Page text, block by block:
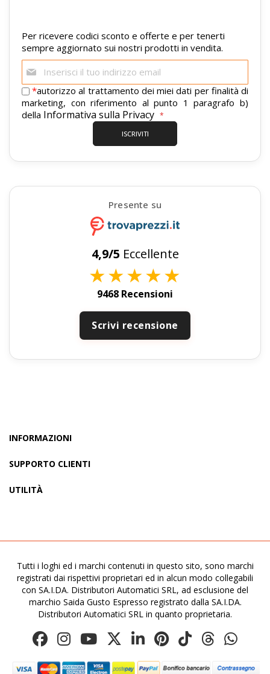
Per ricevere codici sconto e offerte e per tenerti
sempre aggiornato sui nostri prodotti in vendita.
alla
nostra
newsletter:
*autorizzo al trattamento dei miei dati per finalità di
marketing, con riferimento al punto 1 paragrafo b)
della Informativa sulla Privacy
ISCRIVITI
Presente su
4,9/5 Eccellente
★★★★★
9468 Recensioni
Scrivi recensione
INFORMAZIONI
SUPPORTO CLIENTI
UTILITÀ
Tutti i loghi ed i marchi contenuti in questo sito, sono marchi
registrati dai rispettivi proprietari ed in alcun modo collegabili
con SA.I.DA. Distributori Automatici SRL, ad esclusione del
marchio Saida Gusto Espresso registrato dalla SA.I.DA.
Distributori Automatici SRL in quanto proprietaria.